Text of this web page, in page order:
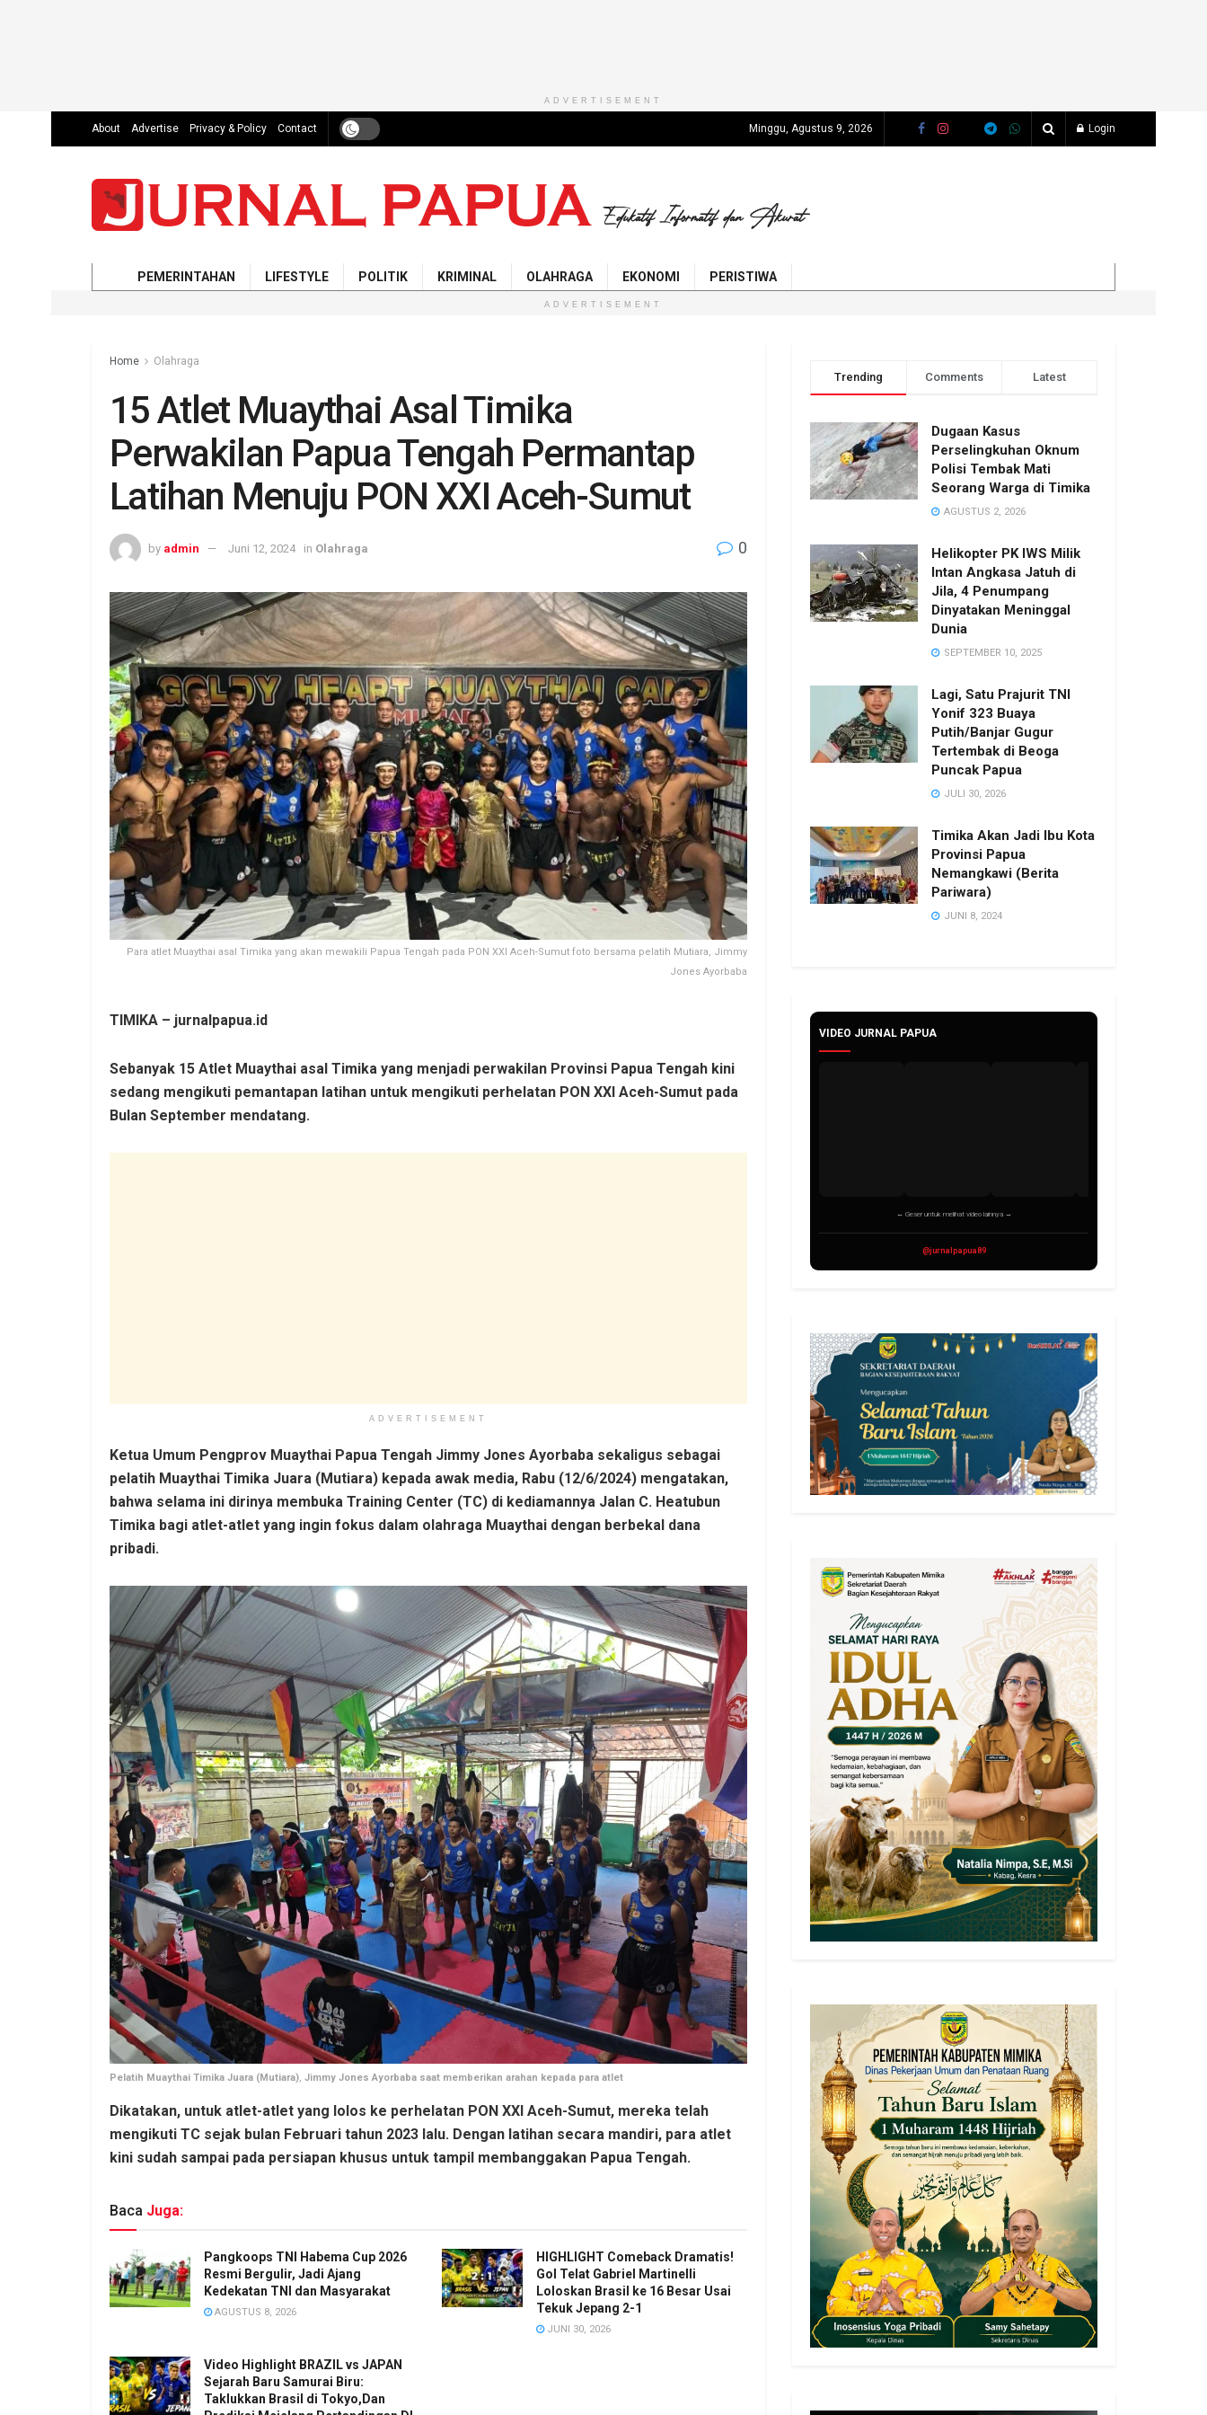
ADVERTISEMENT
About Advertise Privacy & Policy Contact Minggu, Agustus 9, 2026 Login
PEMERINTAHAN LIFESTYLE POLITIK KRIMINAL OLAHRAGA EKONOMI PERISTIWA
ADVERTISEMENT
Home Olahraga
15 Atlet Muaythai Asal Timika
Perwakilan Papua Tengah Permantap
Latihan Menuju PON XXI Aceh-Sumut
by admin Juni 12, 2024 in Olahraga 0
Para atlet Muaythai asal Timika yang akan mewakili Papua Tengah pada PON XXI Aceh-Sumut foto bersama pelatih Mutiara, Jimmy
Jones Ayorbaba
TIMIKA – jurnalpapua.id
Sebanyak 15 Atlet Muaythai asal Timika yang menjadi perwakilan Provinsi Papua Tengah kini
sedang mengikuti pemantapan latihan untuk mengikuti perhelatan PON XXI Aceh-Sumut pada
Bulan September mendatang.
ADVERTISEMENT
Ketua Umum Pengprov Muaythai Papua Tengah Jimmy Jones Ayorbaba sekaligus sebagai
pelatih Muaythai Timika Juara (Mutiara) kepada awak media, Rabu (12/6/2024) mengatakan,
bahwa selama ini dirinya membuka Training Center (TC) di kediamannya Jalan C. Heatubun
Timika bagi atlet-atlet yang ingin fokus dalam olahraga Muaythai dengan berbekal dana
pribadi.
Pelatih Muaythai Timika Juara (Mutiara), Jimmy Jones Ayorbaba saat memberikan arahan kepada para atlet
Dikatakan, untuk atlet-atlet yang lolos ke perhelatan PON XXI Aceh-Sumut, mereka telah
mengikuti TC sejak bulan Februari tahun 2023 lalu. Dengan latihan secara mandiri, para atlet
kini sudah sampai pada persiapan khusus untuk tampil membanggakan Papua Tengah.
Baca Juga:
Pangkoops TNI Habema Cup 2026
Resmi Bergulir, Jadi Ajang
Kedekatan TNI dan Masyarakat
AGUSTUS 8, 2026
HIGHLIGHT Comeback Dramatis!
Gol Telat Gabriel Martinelli
Loloskan Brasil ke 16 Besar Usai
Tekuk Jepang 2-1
JUNI 30, 2026
Video Highlight BRAZIL vs JAPAN
Sejarah Baru Samurai Biru:
Taklukkan Brasil di Tokyo,Dan
Trending Comments Latest
Dugaan Kasus
Perselingkuhan Oknum
Polisi Tembak Mati
Seorang Warga di Timika
AGUSTUS 2, 2026
Helikopter PK IWS Milik
Intan Angkasa Jatuh di
Jila, 4 Penumpang
Dinyatakan Meninggal
Dunia
SEPTEMBER 10, 2025
Lagi, Satu Prajurit TNI
Yonif 323 Buaya
Putih/Banjar Gugur
Tertembak di Beoga
Puncak Papua
JULI 30, 2026
Timika Akan Jadi Ibu Kota
Provinsi Papua
Nemangkawi (Berita
Pariwara)
JUNI 8, 2024
VIDEO JURNAL PAPUA
← Geser untuk melihat video lainnya →
@jurnalpapua89